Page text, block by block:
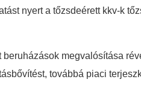
nyert a tőzsdeérett kkv-k
megvalósítása
továbbá piaci